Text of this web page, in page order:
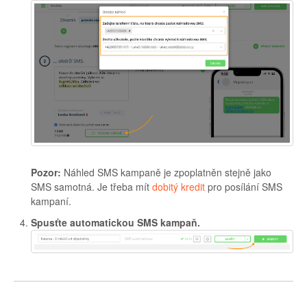
Pozor: Náhled SMS kampaně je zpoplatněn stejně jako
SMS samotná. Je třeba mít dobitý kredit pro posílání SMS
kampaní.
Spusťte automatickou SMS kampaň.